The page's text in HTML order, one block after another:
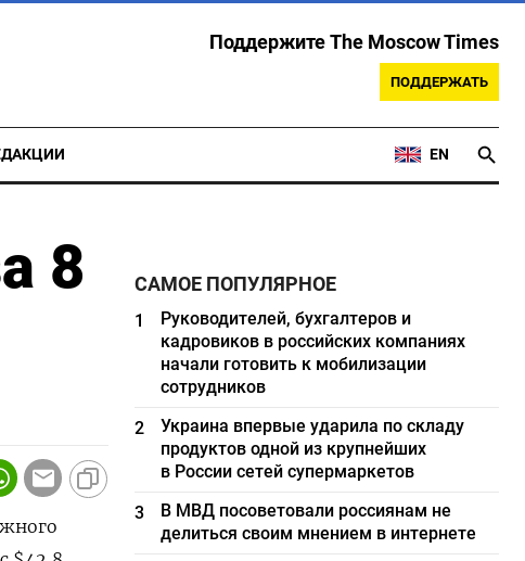
Поддержите The Moscow Times
ПОДДЕРЖАТЬ
EN
8
САМОЕ ПОПУЛЯРНОЕ
1
Руководителей, бухгалтеров и
кадровиков в российских компаниях
начали готовить к мобилизации
сотрудников
2
Украина впервые ударила по складу
продуктов одной из крупнейших
в России сетей супермаркетов
3
В МВД посоветовали россиянам не
делиться своим мнением в интернете